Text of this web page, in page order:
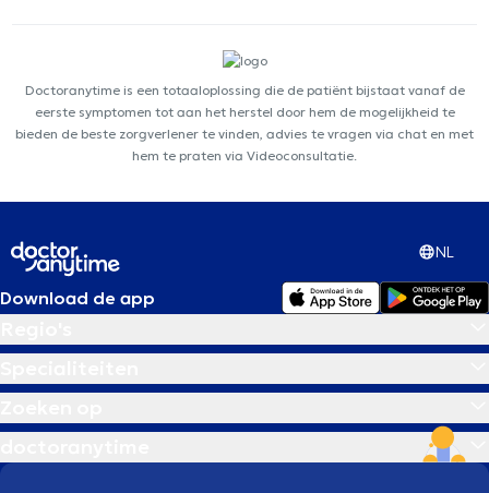
Doctoranytime is een totaaloplossing die de patiënt bijstaat vanaf de
eerste symptomen tot aan het herstel door hem de mogelijkheid te
bieden de beste zorgverlener te vinden, advies te vragen via chat en met
hem te praten via Videoconsultatie.
NL
Download de app